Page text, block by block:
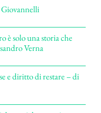
è solo una storia che
Verna
e diritto di restare – di